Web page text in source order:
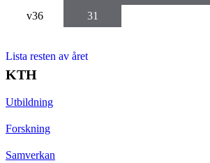
v36
31
Lista resten av året
KTH
Utbildning
Forskning
Samverkan